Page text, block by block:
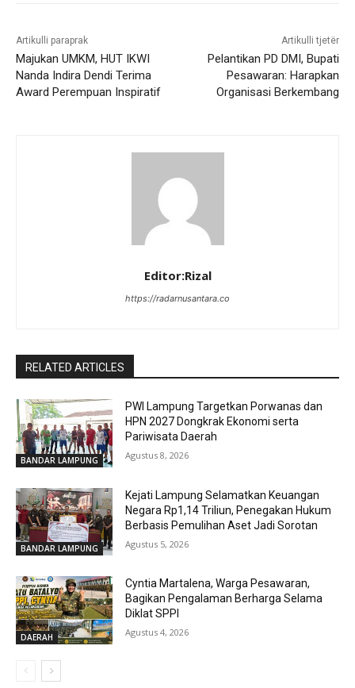
Artikulli paraprak
Majukan UMKM, HUT IKWI
Nanda Indira Dendi Terima
Award Perempuan Inspiratif
Artikulli tjetër
Pelantikan PD DMI, Bupati
Pesawaran: Harapkan
Organisasi Berkembang
Editor:Rizal
https://radarnusantara.co
RELATED ARTICLES
BANDAR LAMPUNG
PWI Lampung Targetkan Porwanas dan
HPN 2027 Dongkrak Ekonomi serta
Pariwisata Daerah
Agustus 8, 2026
BANDAR LAMPUNG
Kejati Lampung Selamatkan Keuangan
Negara Rp1,14 Triliun, Penegakan Hukum
Berbasis Pemulihan Aset Jadi Sorotan
Agustus 5, 2026
DAERAH
Cyntia Martalena, Warga Pesawaran,
Bagikan Pengalaman Berharga Selama
Diklat SPPI
Agustus 4, 2026